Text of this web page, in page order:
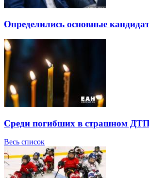
Определились основные
Среди погибших в страшном ДТП
Весь список